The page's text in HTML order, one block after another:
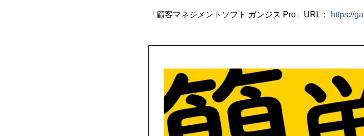
「顧客マネジメントソフト ガンジス Pro」URL： https://